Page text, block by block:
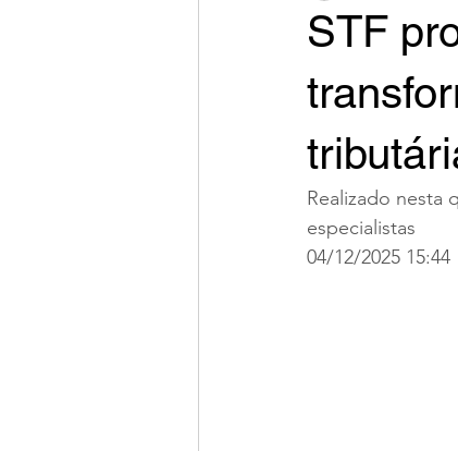
STF
Realizado nesta
especialistas
04/12/2025 15:44